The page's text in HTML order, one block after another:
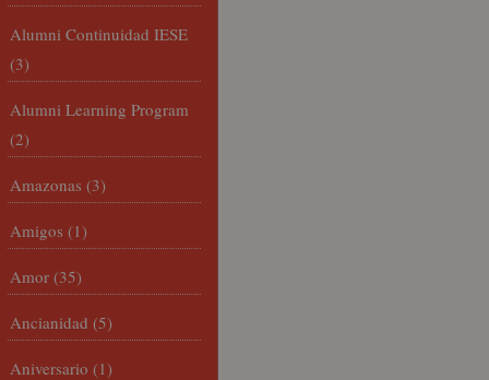
Alumni Continuidad IESE
(3)
Alumni Learning Program
(2)
Amazonas (3)
Amigos (1)
Amor (35)
Ancianidad (5)
Aniversario (1)